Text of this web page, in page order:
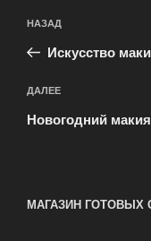
по
записям
Предыдущая
запись:
НАЗАД
Искусство
Следующая
запись
ДАЛЕЕ
Новогодний
МАГАЗИН ГОТОВЫХ